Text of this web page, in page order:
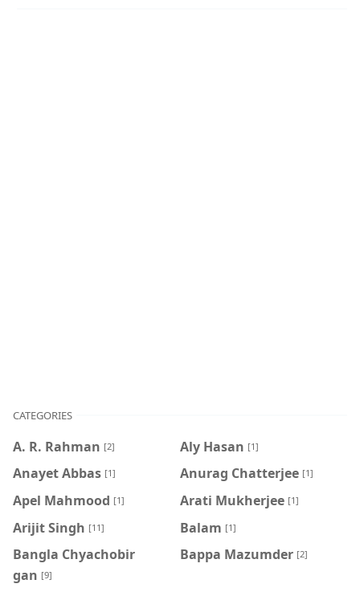
CATEGORIES
A. R. Rahman [2] Aly Hasan [1]
Anayet Abbas [1] Anurag Chatterjee [1]
Apel Mahmood [1] Arati Mukherjee [1]
Arijit Singh [11] Balam [1]
Bangla Chyachobir
gan [9]
Bappa Mazumder [2]